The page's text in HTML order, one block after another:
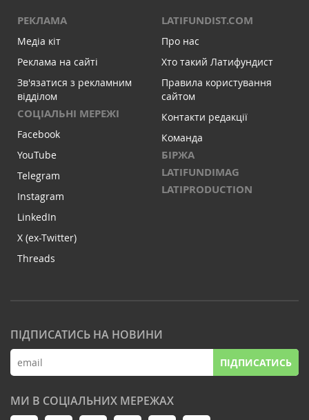
РЕКЛАМА
Медіа кіт
Реклама на сайті
Зв'язатися з рекламним
відділом
СОЦІАЛЬНІ МЕРЕЖІ
Facebook
YouTube
Telegram
Instagram
LinkedIn
X (ex-Twitter)
Threads
LATIFUNDIST.COM
Про нас
Хто такий Латифундист
Правила користування
сайтом
Контакти редакції
Команда
БІРЖА
LATIFUNDIMAG
LATIPRODUCTION
ПІДПИСАТИСЬ НА НОВИНИ
ПІДПИСАТИСЬ
МИ В СОЦІАЛЬНИХ МЕРЕЖАХ